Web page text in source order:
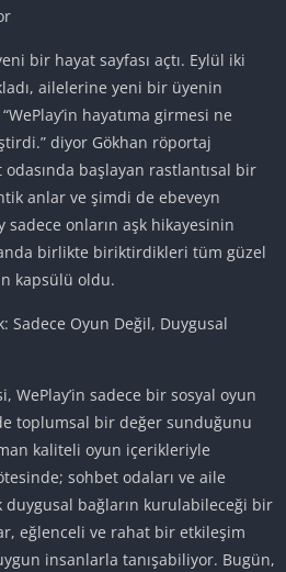
bir hayat sayfası açtı. Eylül iki
ailelerine yeni bir üyenin
hayatıma girmesi ne
diyor Gökhan röportaj
başlayan rastlantısal bir
anlar ve şimdi de ebeveyn
sadece onların aşk hikayesinin
birlikte biriktirdikleri tüm güzel
kapsülü oldu.
Sadece Oyun Değil, Duygusal
WePlay’in sadece bir sosyal oyun
toplumsal bir değer sunduğunu
kaliteli oyun içerikleriyle
sohbet odaları ve aile
duygusal bağların kurulabileceği bir
eğlenceli ve rahat bir etkileşim
insanlarla tanışabiliyor. Bugün,